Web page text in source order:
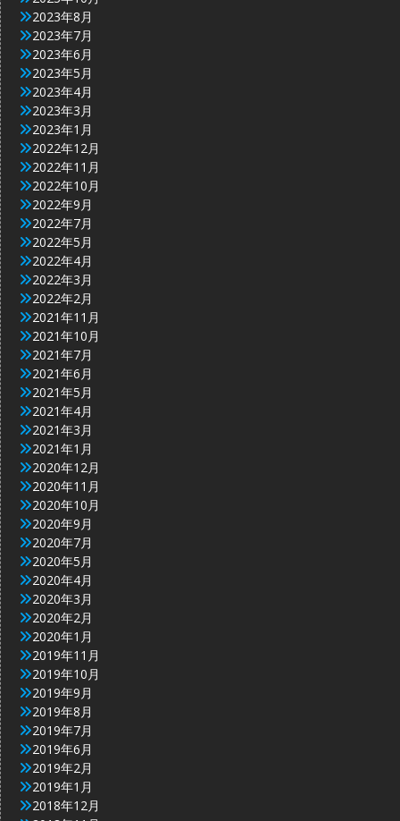
2023年8月
2023年7月
2023年6月
2023年5月
2023年4月
2023年3月
2023年1月
2022年12月
2022年11月
2022年10月
2022年9月
2022年7月
2022年5月
2022年4月
2022年3月
2022年2月
2021年11月
2021年10月
2021年7月
2021年6月
2021年5月
2021年4月
2021年3月
2021年1月
2020年12月
2020年11月
2020年10月
2020年9月
2020年7月
2020年5月
2020年4月
2020年3月
2020年2月
2020年1月
2019年11月
2019年10月
2019年9月
2019年8月
2019年7月
2019年6月
2019年2月
2019年1月
2018年12月